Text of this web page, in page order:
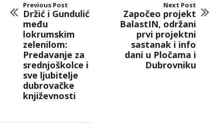
Previous Post
Držić i Gundulić
među
lokrumskim
zelenilom:
Predavanje za
srednjoškolce i
sve ljubitelje
dubrovačke
književnosti
Next Post
Započeo projekt
BalastIN, održani
prvi projektni
sastanak i info
dani u Pločama i
Dubrovniku